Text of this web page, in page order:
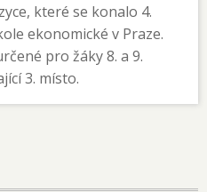
které se konalo 4.
ekonomické v Praze.
pro žáky 8. a 9.
3. místo.